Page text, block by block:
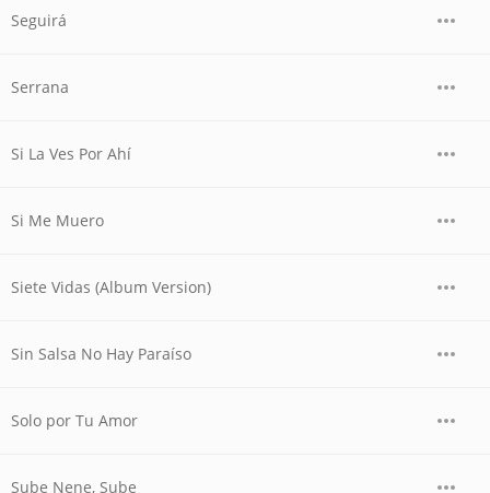
Seguirá
Serrana
Si La Ves Por Ahí
Si Me Muero
Siete Vidas (Album Version)
Sin Salsa No Hay Paraíso
Solo por Tu Amor
Sube Nene, Sube